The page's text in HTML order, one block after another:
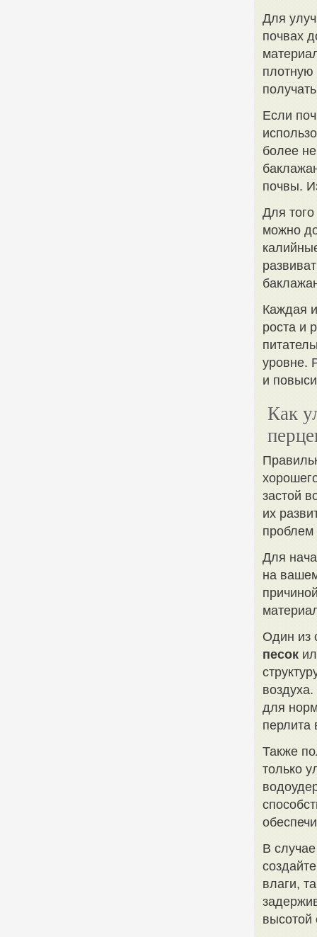
Для
почвах
плотную
Если
более
почвы.
Для
можно
Каждая
роста и
уровне.
и
Как
застой
их
проблем
Для
на
Один из
песок
для
перлита
Также
только
В
влаги,
высотой